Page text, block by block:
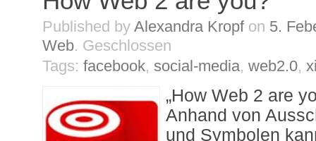
Published by Alexandra Kropf on 5.
Web. Geschlossen
Tags: facebook, social-media, web2.0,
„How Web 2 are
Anhand von
und Symbolen